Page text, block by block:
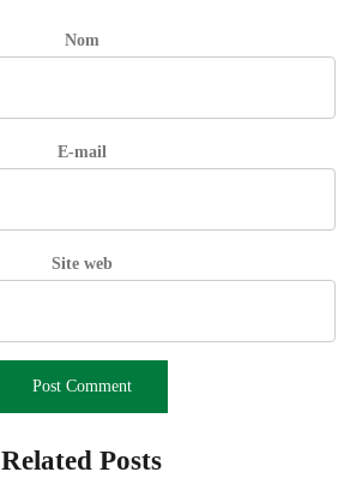
Nom
E-mail
Site web
Related Posts